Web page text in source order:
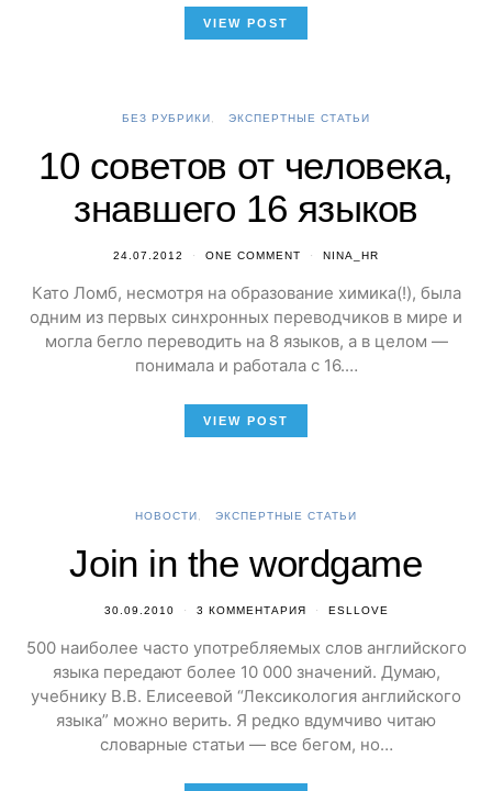
VIEW POST
БЕЗ РУБРИКИ ЭКСПЕРТНЫЕ СТАТЬИ
10 советов от человека,
знавшего 16 языков
24.07.2012 ONE COMMENT NINA_HR
Като Ломб, несмотря на образование химика(!), была
одним из первых синхронных переводчиков в мире и
могла бегло переводить на 8 языков, а в целом —
понимала и работала с 16.…
VIEW POST
НОВОСТИ ЭКСПЕРТНЫЕ СТАТЬИ
Join in the wordgame
30.09.2010 3 КОММЕНТАРИЯ ESLLOVE
500 наиболее часто употребляемых слов английского
языка передают более 10 000 значений. Думаю,
учебнику В.В. Елисеевой “Лексикология английского
языка” можно верить. Я редко вдумчиво читаю
словарные статьи — все бегом, но…